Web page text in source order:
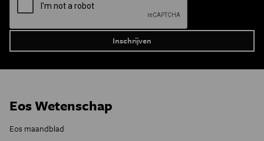
Eos Wetenschap
Eos maandblad